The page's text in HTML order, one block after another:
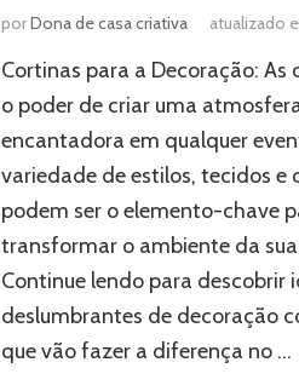
porDona de casa criativa atualizado
Cortinas para a Decoração: As
o poder de criar uma
encantadora em qualquer
variedade de estilos, tecidos e
podem ser o elemento-chave
transformar o ambiente da
Continue lendo para descobrir
deslumbrantes de decoração
que vão fazer a diferença no …